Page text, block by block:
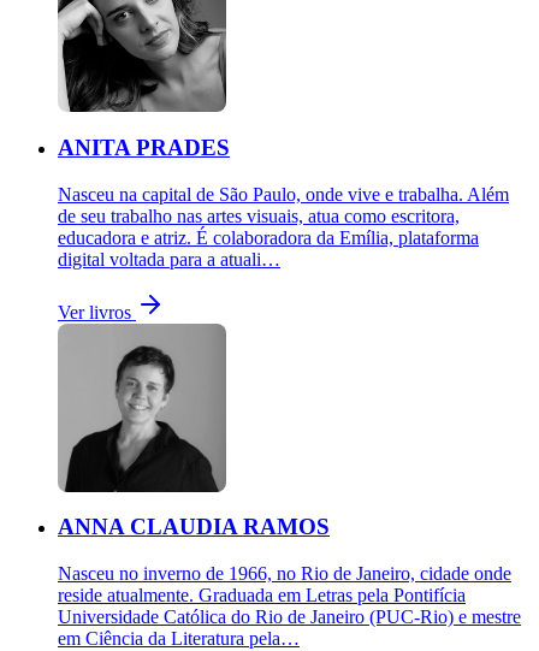
ANITA PRADES
Nasceu na capital de São Paulo, onde vive e trabalha. Além
de seu trabalho nas artes visuais, atua como escritora,
educadora e atriz. É colaboradora da Emília, plataforma
digital voltada para a atuali…
Ver livros
ANNA CLAUDIA RAMOS
Nasceu no inverno de 1966, no Rio de Janeiro, cidade onde
reside atualmente. Graduada em Letras pela Pontifícia
Universidade Católica do Rio de Janeiro (PUC-Rio) e mestre
em Ciência da Literatura pela…